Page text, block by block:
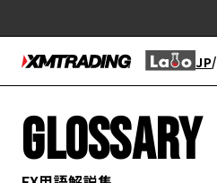
JP/
GLOSSARY